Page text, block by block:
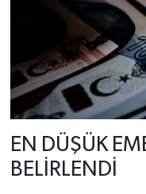
EN DÜŞÜK
BELİRLENDİ